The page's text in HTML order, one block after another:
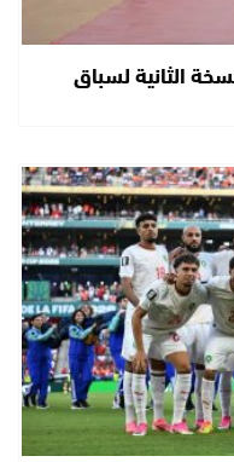
الثانية لسباق